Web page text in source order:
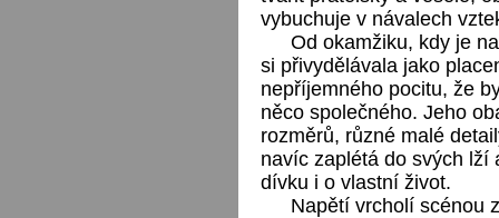
vybuchuje v návalech
Od okamžiku, kdy je
si přivydělávala jako
nepříjemného pocitu, že
něco společného. Jeho
rozměrů, různé malé
navíc zaplétá do svých lží
dívku i o vlastní život.
Napětí vrcholí scénou